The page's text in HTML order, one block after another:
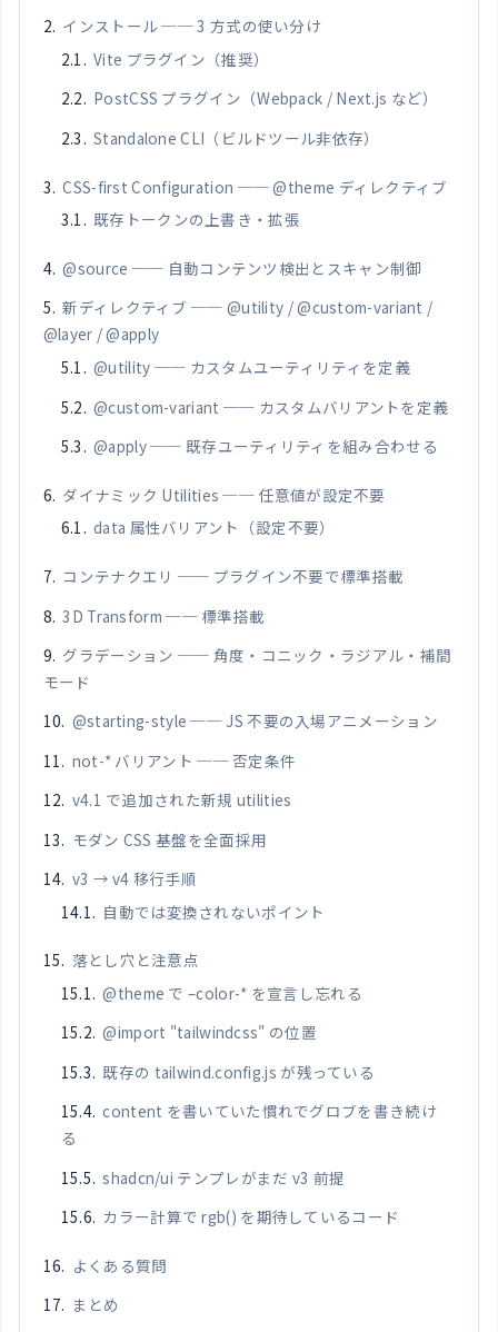
インストール ── 3 方式の使い分け
Vite プラグイン（推奨）
PostCSS プラグイン（Webpack / Next.js など）
Standalone CLI（ビルドツール非依存）
CSS-first Configuration ── @theme ディレクティブ
既存トークンの上書き・拡張
@source ── 自動コンテンツ検出とスキャン制御
新ディレクティブ ── @utility / @custom-variant /
@layer / @apply
@utility ── カスタムユーティリティを定義
@custom-variant ── カスタムバリアントを定義
@apply ── 既存ユーティリティを組み合わせる
ダイナミック Utilities ── 任意値が設定不要
data 属性バリアント（設定不要）
コンテナクエリ ── プラグイン不要で標準搭載
3D Transform ── 標準搭載
グラデーション ── 角度・コニック・ラジアル・補間
モード
@starting-style ── JS 不要の入場アニメーション
not-* バリアント ── 否定条件
v4.1 で追加された新規 utilities
モダン CSS 基盤を全面採用
v3 → v4 移行手順
自動では変換されないポイント
落とし穴と注意点
@theme で –color-* を宣言し忘れる
@import "tailwindcss" の位置
既存の tailwind.config.js が残っている
content を書いていた慣れでグロブを書き続け
る
shadcn/ui テンプレがまだ v3 前提
カラー計算で rgb() を期待しているコード
よくある質問
まとめ